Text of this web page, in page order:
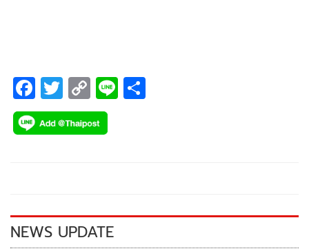
F
ac
e
k
T
wi
tt
C
o
p
k
Li
NEWS UPDATE